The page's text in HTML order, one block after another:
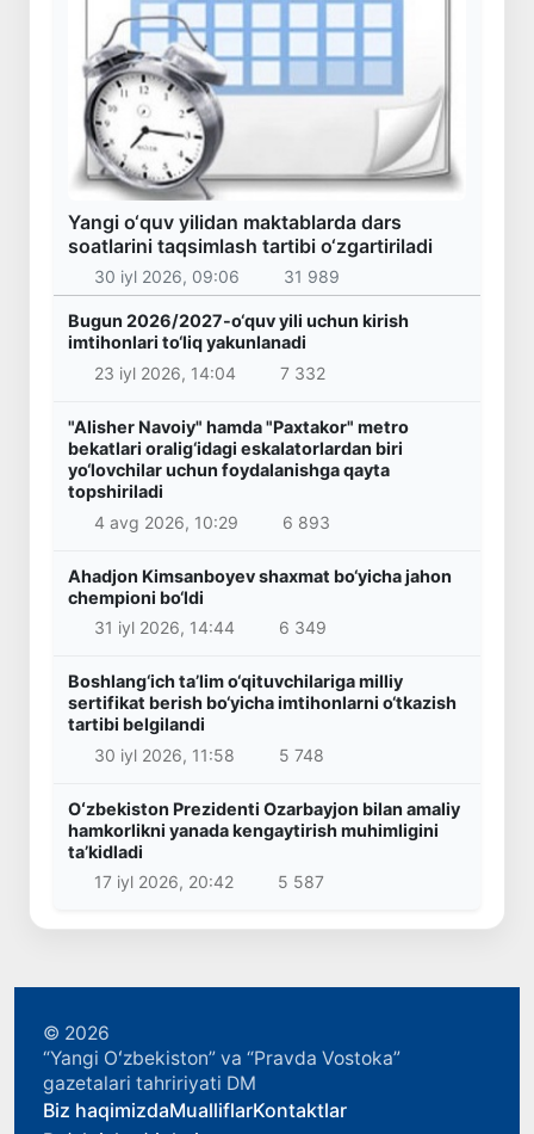
Yangi o‘quv yilidan maktablarda dars
soatlarini taqsimlash tartibi o‘zgartiriladi
30 iyl 2026, 09:06 31 989
Bugun 2026/2027-o‘quv yili uchun kirish
imtihonlari to‘liq yakunlanadi
23 iyl 2026, 14:04
7 332
"Alisher Navoiy" hamda "Paxtakor" metro
bekatlari oralig‘idagi eskalatorlardan biri
yo‘lovchilar uchun foydalanishga qayta
topshiriladi
4 avg 2026, 10:29
6 893
Ahadjon Kimsanboyev shaxmat bo‘yicha jahon
chempioni bo‘ldi
31 iyl 2026, 14:44
6 349
Boshlang‘ich ta’lim o‘qituvchilariga milliy
sertifikat berish bo‘yicha imtihonlarni o‘tkazish
tartibi belgilandi
30 iyl 2026, 11:58
5 748
Oʻzbekiston Prezidenti Ozarbayjon bilan amaliy
hamkorlikni yanada kengaytirish muhimligini
taʼkidladi
17 iyl 2026, 20:42
5 587
© 2026
“Yangi Oʻzbekiston” va “Pravda Vostoka”
gazetalari tahririyati DM
Biz haqimizdaMualliflarKontaktlar